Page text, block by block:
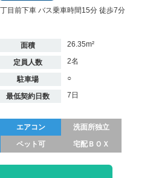
目前下車 バス乗車時間15分 徒歩7分
面積 26.35m²
定員人数 2名
駐車場 ○
最低契約日数 7日
エアコン
洗面所独立
ペット可 宅配ＢＯＸ